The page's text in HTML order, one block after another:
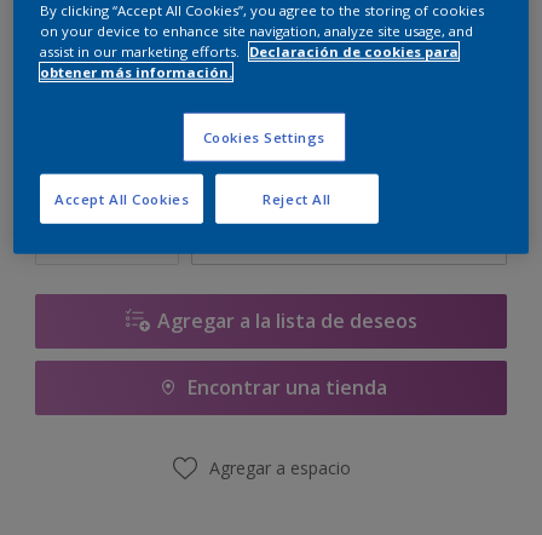
Cambiar de color
Tamaño
5 L
Cantidad Calculadora de pintura
Agregar a la lista de deseos
Encontrar una tienda
Agregar a espacio
By clicking “Accept All Cookies”, you agree to the storing of cookies
on your device to enhance site navigation, analyze site usage, and
assist in our marketing efforts.
Declaración de cookies para
obtener más información.
Cookies Settings
Reject All
Accept All Cookies